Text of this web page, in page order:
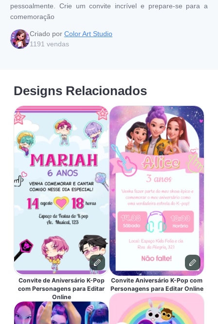
pessoalmente. Crie um convite incrível e prepare-se para a
comemoração
Criado por Color Art Studio
1191 vendas
Designs Relacionados
Convite de Aniversário K-Pop
com Personagens para Editar
Online
Convite Aniversário K-Pop com
Personagens para Editar Online